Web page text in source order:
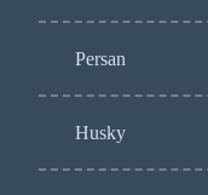
Persan
Husky